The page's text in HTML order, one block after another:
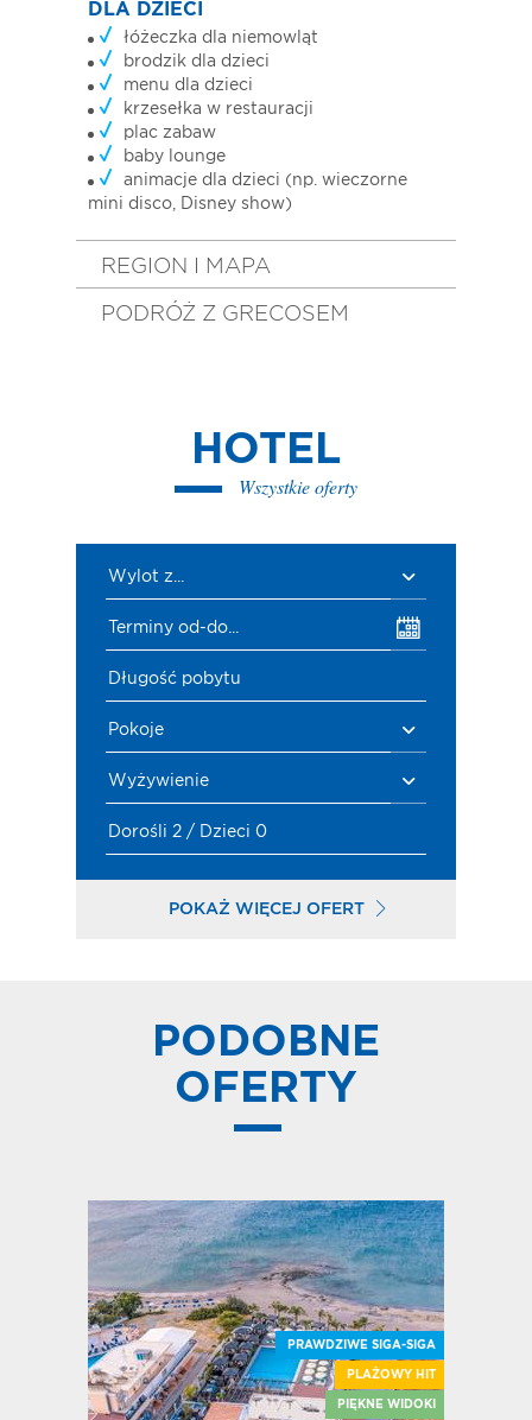
DLA DZIECI
łóżeczka dla niemowląt
brodzik dla dzieci
menu dla dzieci
krzesełka w restauracji
plac zabaw
baby lounge
animacje dla dzieci (np. wieczorne
mini disco, Disney show)
REGION I MAPA
PODRÓŻ Z GRECOSEM
HOTEL
Wszystkie oferty
Wylot z...
Terminy od-do...
Długość pobytu
Pokoje
Wyżywienie
Dorośli 2 / Dzieci 0
POKAŻ WIĘCEJ OFERT
PODOBNE
OFERTY
PRAWDZIWE SIGA-SIGA
PLAŻOWY HIT
PIĘKNE WIDOKI